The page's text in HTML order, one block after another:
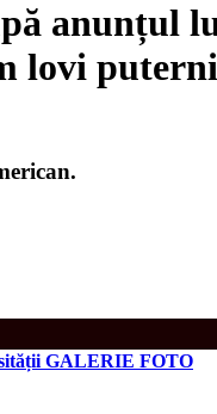
anunțul
lovi
GALERIE FOTO